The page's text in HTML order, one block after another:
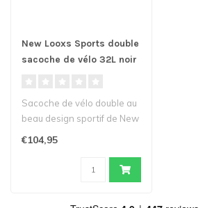
New Looxs Sports double
sacoche de vélo 32L noir
Sacoche de vélo double au
beau design sportif de New
€104,95